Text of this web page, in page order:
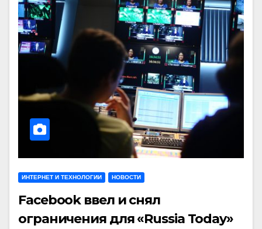
ИНТЕРНЕТ И ТЕХНОЛОГИИ НОВОСТИ
Facebook ввел и снял
ограничения для «Russia Today»